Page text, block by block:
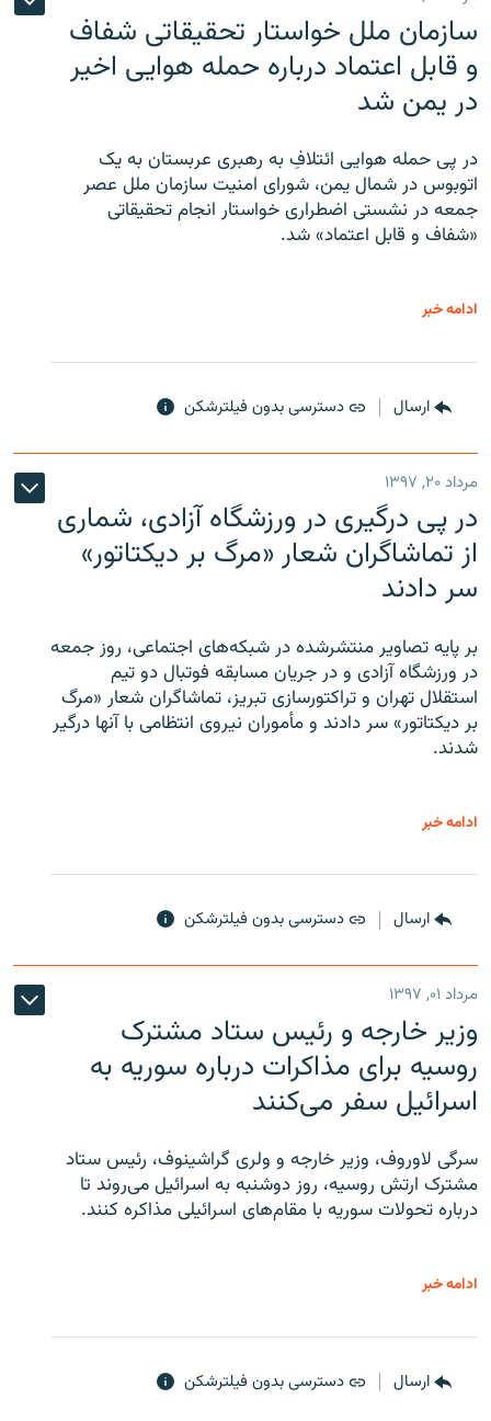
سازمان ملل خواستار تحقیقاتی شفاف
و قابل اعتماد درباره حمله هوایی اخیر
در یمن شد
در پی حمله هوایی ائتلافِ به رهبری عربستان به یک
اتوبوس در شمال یمن، شورای امنیت سازمان ملل عصر
جمعه در نشستی اضطراری خواستار انجام تحقیقاتی
«شفاف و قابل اعتماد» شد.
ادامه خبر
ارسال دسترسی بدون فیلترشکن
مرداد ۲۰, ۱۳۹۷
در پی درگیری در ورزشگاه آزادی، شماری
از تماشاگران شعار «مرگ بر دیکتاتور»
سر دادند
بر پایه تصاویر منتشرشده در شبکه‌های اجتماعی، روز جمعه
در ورزشگاه آزادی و در جریان مسابقه فوتبال دو تیم
استقلال تهران و تراکتورسازی تبریز، تماشاگران شعار «مرگ
بر دیکتاتور» سر دادند و مأموران نیروی انتظامی با آنها درگیر
شدند.
ادامه خبر
ارسال دسترسی بدون فیلترشکن
مرداد ۰۱, ۱۳۹۷
وزیر خارجه و رئیس‌ ستاد مشترک
روسیه برای مذاکرات درباره سوریه به
اسرائیل سفر می‌کنند
سرگی لاوروف، وزیر خارجه و ولری گراشینوف، رئیس ستاد
مشترک ارتش روسیه، روز دوشنبه به اسرائیل می‌روند تا
درباره تحولات سوریه با مقام‌های اسرائیلی مذاکره کنند.
ادامه خبر
ارسال دسترسی بدون فیلترشکن